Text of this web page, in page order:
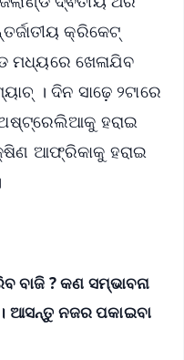
କ୍ରିକେଟ୍
ମଧ୍ୟରେ ଖେଳାଯିବ
। ଦିନ ସାଢ଼େ ୨ଟାରେ
ହରାଇ
ଆଫ୍ରିକାକୁ ହରାଇ
ବାଜି ? କଣ ସମ୍ଭାବନା
ଆସନ୍ତୁ ନଜର ପକାଇବା